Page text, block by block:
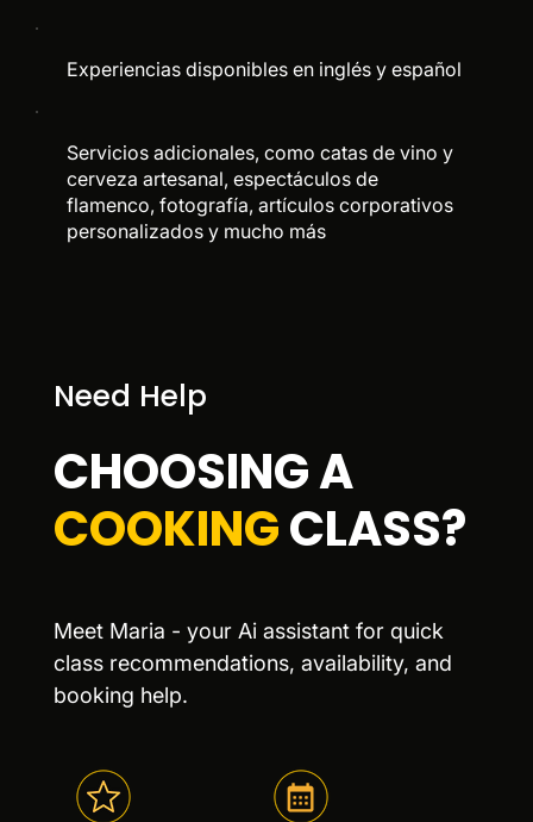
Experiencias disponibles en inglés y español
Servicios adicionales, como catas de vino y
cerveza artesanal, espectáculos de
flamenco, fotografía, artículos corporativos
personalizados y mucho más
Need Help
CHOOSING A
COOKINGCLASS?
Meet Maria - your Ai assistant for quick
class recommendations, availability, and
booking help.